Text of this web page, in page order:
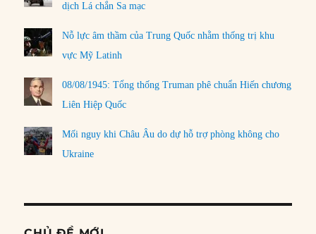
dịch Lá chắn Sa mạc
Nỗ lực âm thầm của Trung Quốc nhằm thống trị khu
vực Mỹ Latinh
08/08/1945: Tổng thống Truman phê chuẩn Hiến chương
Liên Hiệp Quốc
Mối nguy khi Châu Âu do dự hỗ trợ phòng không cho
Ukraine